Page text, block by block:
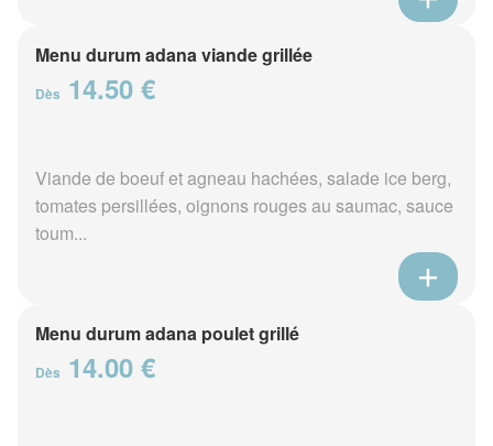
Menu durum adana viande grillée
Dès 14.50 €
Viande de boeuf et agneau hachées, salade ice berg,
tomates persillées, oignons rouges au saumac, sauce
toum...
Menu durum adana poulet grillé
Dès 14.00 €